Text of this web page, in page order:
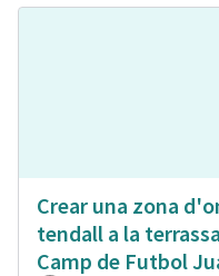
Crear una zona
tendall a la
Camp de Futbol